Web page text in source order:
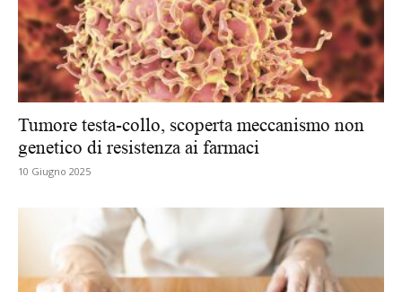
Tumore testa-collo, scoperta meccanismo non
genetico di resistenza ai farmaci
10 Giugno 2025